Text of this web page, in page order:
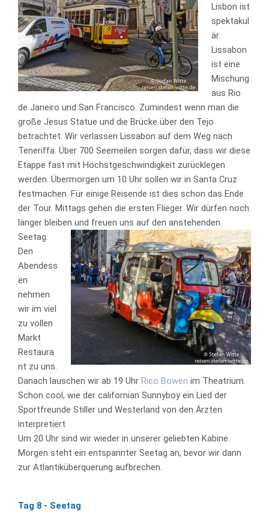
Lisbon ist
spektakul
är.
Lissabon
ist eine
Mischung
aus Rio
de Janeiro und San Francisco. Zumindest wenn man die
große Jesus Statue und die Brücke über den Tejo
betrachtet. Wir verlassen Lissabon auf dem Weg nach
Teneriffa. Über 700 Seemeilen sorgen dafür, dass wir diese
Etappe fast mit Höchstgeschwindigkeit zurücklegen
werden. Übermorgen um 10 Uhr sollen wir in Santa Cruz
festmachen. Für einige Reisende ist dies schon das Ende
der Tour. Mittags gehen die ersten Flieger. Wir dürfen noch
länger bleiben und freuen uns auf den anstehenden
Seetag.
Den
Abendess
en
nehmen
wir im viel
zu vollen
Markt
Restaura
nt zu uns.
Danach lauschen wir ab 19 Uhr Rico Bowen im Theatrium.
Schon cool, wie der californian Sunnyboy ein Lied der
Sportfreunde Stiller und Westerland von den Ärzten
interpretiert.
Um 20 Uhr sind wir wieder in unserer geliebten Kabine.
Morgen steht ein entspannter Seetag an, bevor wir dann
zur Atlantiküberquerung aufbrechen.
Tag 8 - Seetag